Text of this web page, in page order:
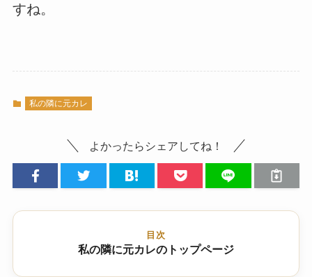
すね。
私の隣に元カレ
よかったらシェアしてね！
目次
私の隣に元カレのトップページ